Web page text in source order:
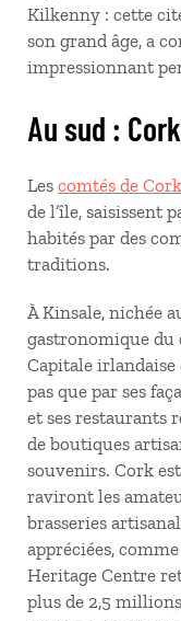
Kilkenny : cette
son grand âge, a
impressionnant
Au sud :
Les comtés de
de l’île, saisissent
habités par des
traditions.
À Kinsale, nichée
gastronomique du
Capitale
pas que par ses
et ses restaurants
de boutiques
souvenirs. Cork
raviront les
brasseries
appréciées,
Heritage Centre
plus de 2,5